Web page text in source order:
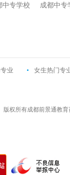
中专学校 成都中专
业 • 女生热门专
版权所有成都前景通教